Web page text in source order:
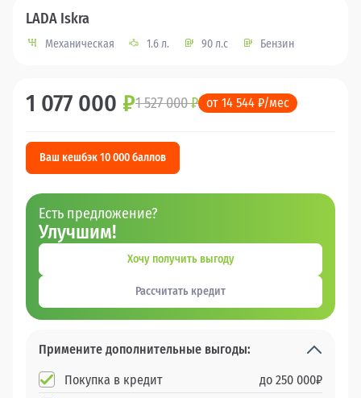
LADA Iskra
Механическая 1.6 л. 90 л.с Бензин
1 077 000 ₽1 527 000₽ от 14 544 ₽/мес
Ваш кешбэк 10 000 баллов
Есть предложение?
Улучшим!
Хочу получить выгоду
Рассчитать кредит
Примените дополнительные выгоды:
Покупка в кредит
до 250 000₽